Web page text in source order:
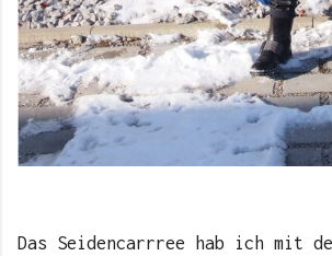
Das Seidencarrree hab ich mit